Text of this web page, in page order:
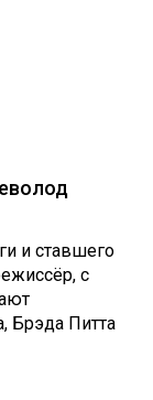
и ставшего
с
Брэда Питта